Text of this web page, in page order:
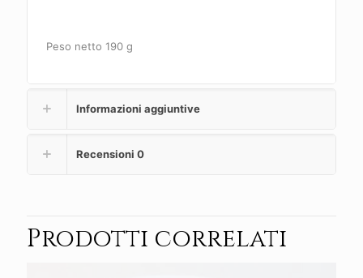
Peso netto 190 g
Informazioni aggiuntive
Recensioni 0
Prodotti correlati